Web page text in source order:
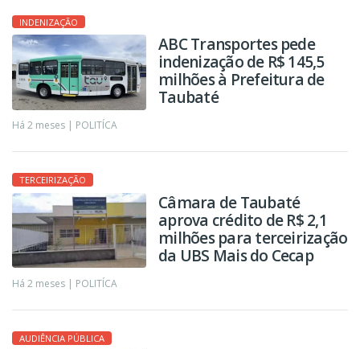
INDENIZAÇÃO
ABC Transportes pede
indenização de R$ 145,5
milhões à Prefeitura de
Taubaté
Há 2 meses | POLITÍCA
TERCEIRIZAÇÃO
Câmara de Taubaté
aprova crédito de R$ 2,1
milhões para terceirização
da UBS Mais do Cecap
Há 2 meses | POLITÍCA
AUDIÊNCIA PÚBLICA